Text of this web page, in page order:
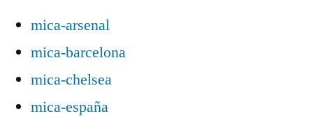
mica-arsenal
mica-barcelona
mica-chelsea
mica-españa